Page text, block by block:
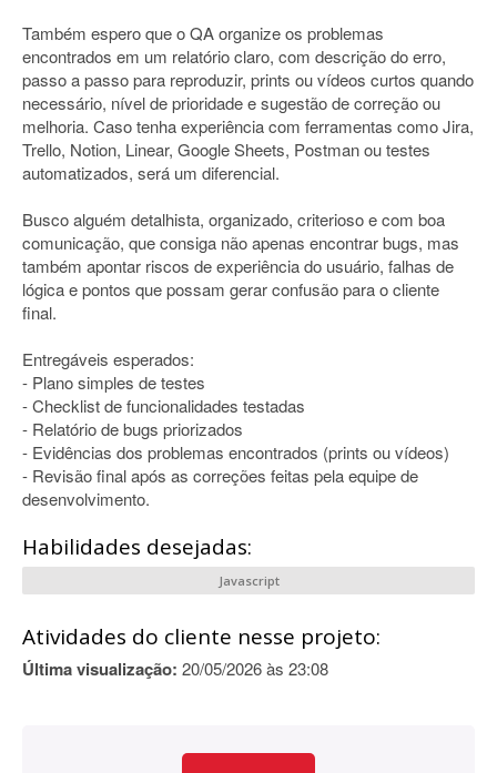
Também espero que o QA organize os problemas
encontrados em um relatório claro, com descrição do erro,
passo a passo para reproduzir, prints ou vídeos curtos quando
necessário, nível de prioridade e sugestão de correção ou
melhoria. Caso tenha experiência com ferramentas como Jira,
Trello, Notion, Linear, Google Sheets, Postman ou testes
automatizados, será um diferencial.
Busco alguém detalhista, organizado, criterioso e com boa
comunicação, que consiga não apenas encontrar bugs, mas
também apontar riscos de experiência do usuário, falhas de
lógica e pontos que possam gerar confusão para o cliente
final.
Entregáveis esperados:
- Plano simples de testes
- Checklist de funcionalidades testadas
- Relatório de bugs priorizados
- Evidências dos problemas encontrados (prints ou vídeos)
- Revisão final após as correções feitas pela equipe de
desenvolvimento.
Habilidades desejadas:
Javascript
Atividades do cliente nesse projeto:
Última visualização: 20/05/2026 às 23:08